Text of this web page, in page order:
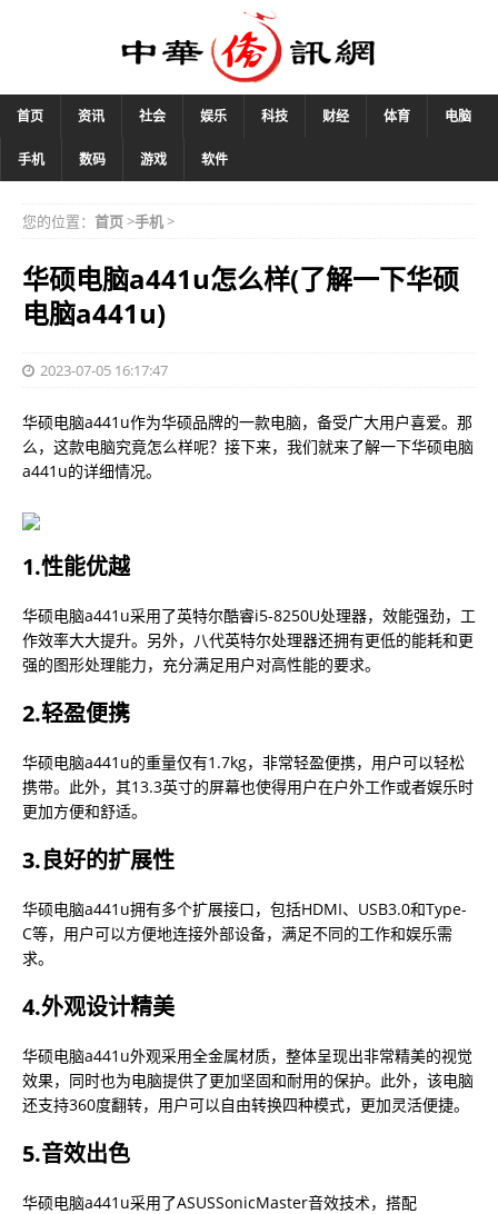
首页 资讯 社会 娱乐 科技 财经 体育 电脑
手机 数码 游戏 软件
您的位置： 首页>手机>
华硕电脑a441u怎么样(了解一下华硕
电脑a441u)
2023-07-05 16:17:47
华硕电脑a441u作为华硕品牌的一款电脑，备受广大用户喜爱。那
么，这款电脑究竟怎么样呢？接下来，我们就来了解一下华硕电脑
a441u的详细情况。
1.性能优越
华硕电脑a441u采用了英特尔酷睿i5-8250U处理器，效能强劲，工
作效率大大提升。另外，八代英特尔处理器还拥有更低的能耗和更
强的图形处理能力，充分满足用户对高性能的要求。
2.轻盈便携
华硕电脑a441u的重量仅有1.7kg，非常轻盈便携，用户可以轻松
携带。此外，其13.3英寸的屏幕也使得用户在户外工作或者娱乐时
更加方便和舒适。
3.良好的扩展性
华硕电脑a441u拥有多个扩展接口，包括HDMI、USB3.0和Type-
C等，用户可以方便地连接外部设备，满足不同的工作和娱乐需
求。
4.外观设计精美
华硕电脑a441u外观采用全金属材质，整体呈现出非常精美的视觉
效果，同时也为电脑提供了更加坚固和耐用的保护。此外，该电脑
还支持360度翻转，用户可以自由转换四种模式，更加灵活便捷。
5.音效出色
华硕电脑a441u采用了ASUSSonicMaster音效技术，搭配